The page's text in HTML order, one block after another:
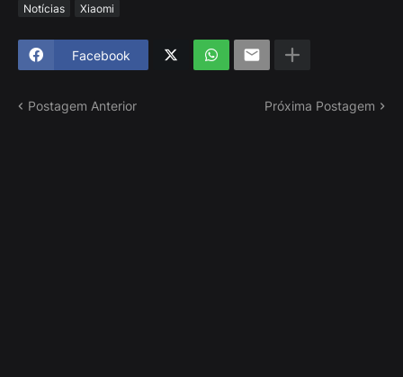
Notícias
Xiaomi
Facebook
Postagem Anterior Próxima Postagem